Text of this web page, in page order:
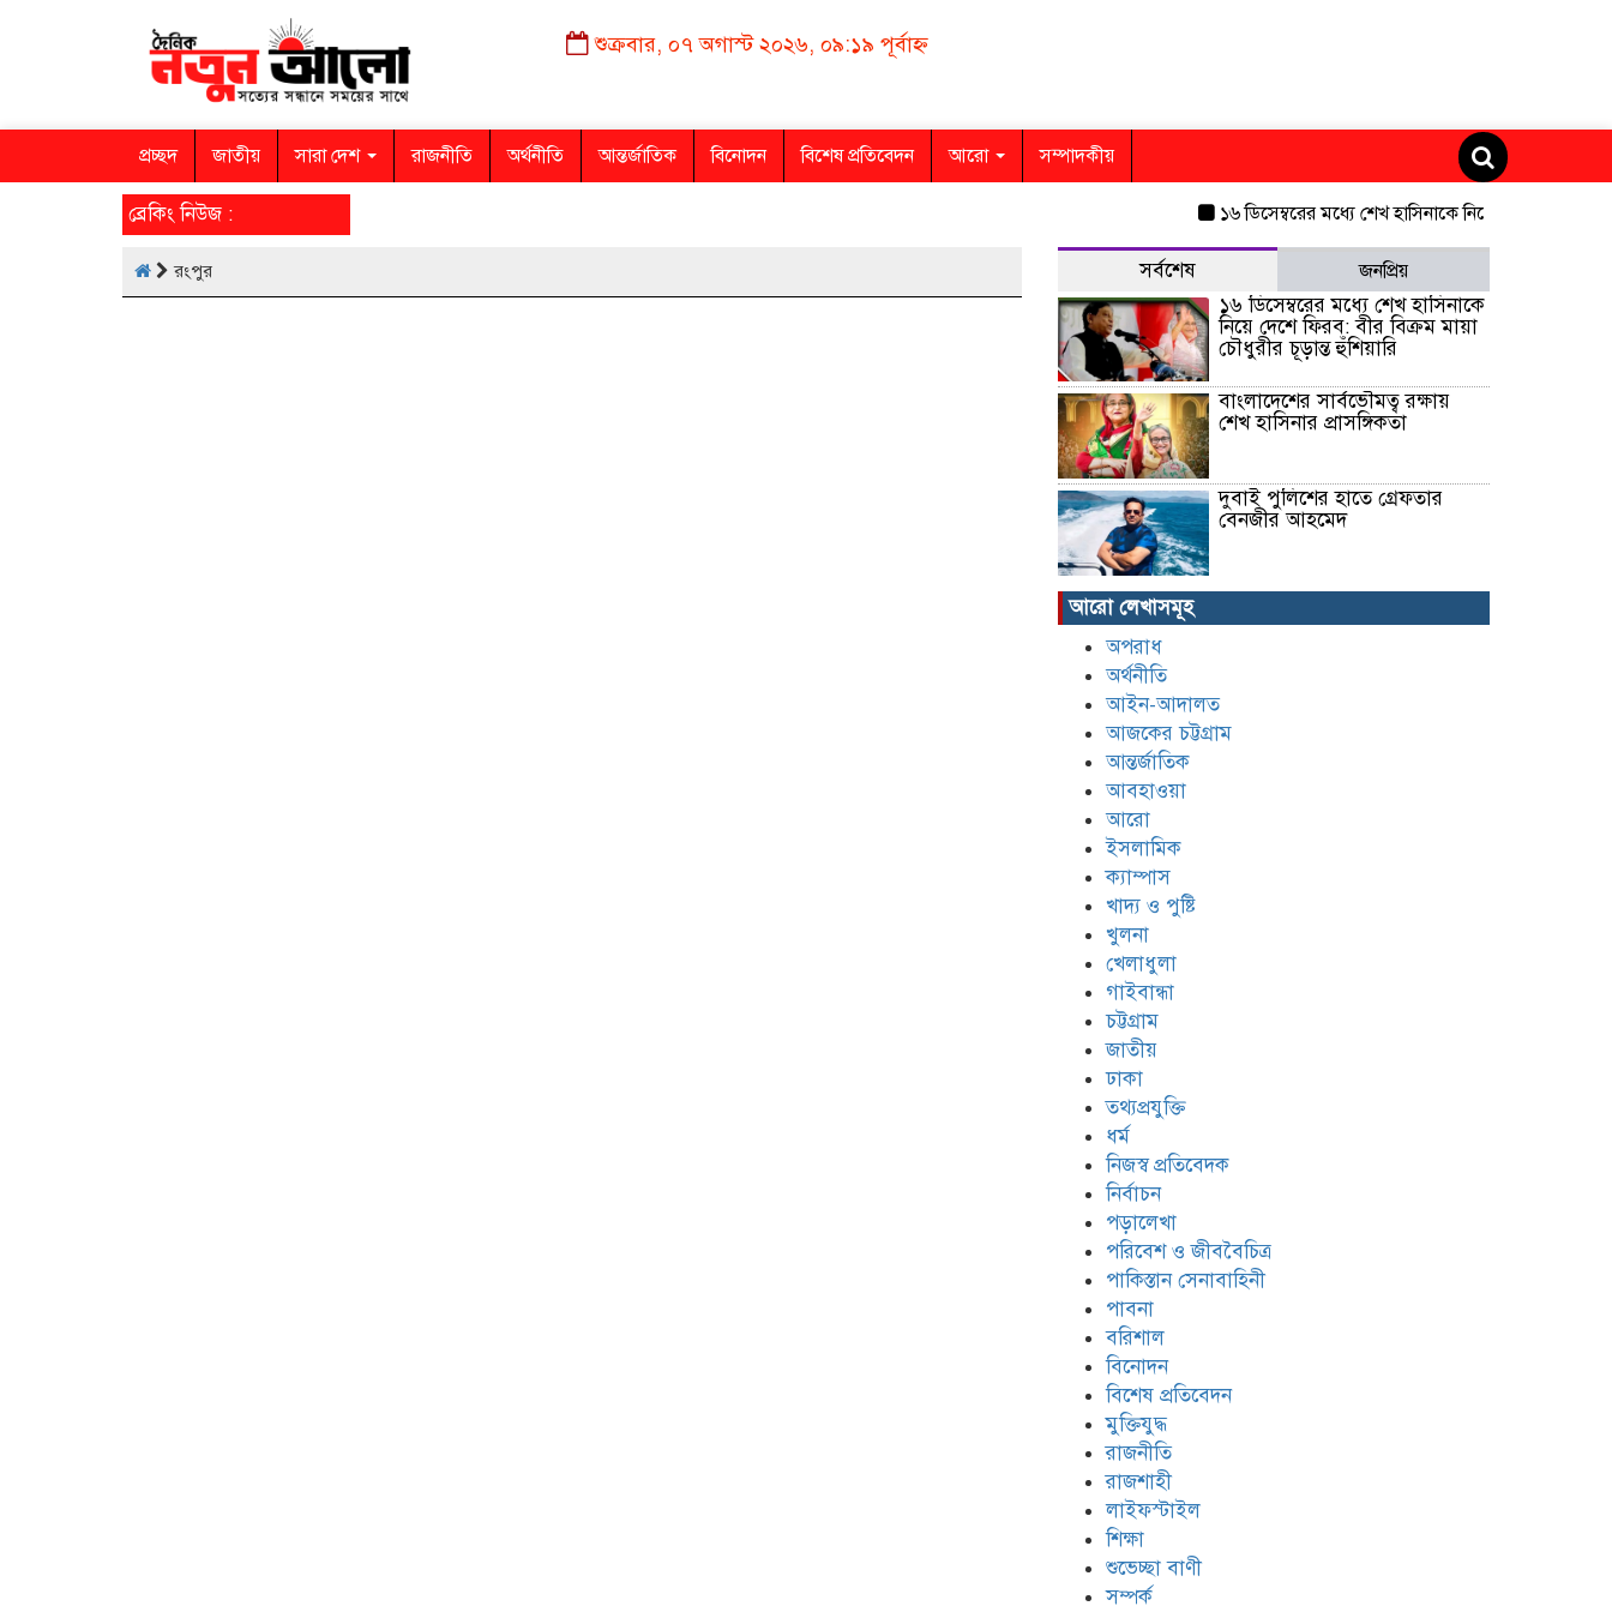
শুক্রবার, ০৭ অগাস্ট ২০২৬, ০৯:১৯ পূর্বাহ্ন
প্রচ্ছদ জাতীয় সারা দেশ রাজনীতি অর্থনীতি আন্তর্জাতিক বিনোদন বিশেষ প্রতিবেদন আরো সম্পাদকীয়
ব্রেকিং নিউজ : ১৬ ডিসেম্বরের মধ্যে শেখ হাসিনাকে নিয়ে দেশে ফিরব: বীর
রংপুর সর্বশেষ জনপ্রিয়
১৬ ডিসেম্বরের মধ্যে শেখ হাসিনাকে
নিয়ে দেশে ফিরব: বীর বিক্রম মায়া
চৌধুরীর চূড়ান্ত হুঁশিয়ারি
বাংলাদেশের সার্বভৌমত্ব রক্ষায়
শেখ হাসিনার প্রাসঙ্গিকতা
দুবাই পুলিশের হাতে গ্রেফতার
বেনজীর আহমেদ
‘স্কুলের চাপে’ ছাত্রীর আত্মহত্যার
শিশু রামিসা হত্যা || নিজের
সন্তানকে ছায়ার মতো আগলে
রাখুন, বললেন মিলন
ভুল বুঝতে পারছে ছাত্র-জনতা ||
ভাসছেন শেখ হাসিনা
আরো লেখাসমূহ
অপরাধ
অর্থনীতি
আইন-আদালত
আজকের চট্টগ্রাম
আন্তর্জাতিক
আবহাওয়া
আরো
ইসলামিক
ক্যাম্পাস
খাদ্য ও পুষ্টি
খুলনা
খেলাধুলা
গাইবান্ধা
চট্টগ্রাম
জাতীয়
ঢাকা
তথ্যপ্রযুক্তি
ধর্ম
নিজস্ব প্রতিবেদক
নির্বাচন
পড়ালেখা
পরিবেশ ও জীববৈচিত্র
পাকিস্তান সেনাবাহিনী
পাবনা
বরিশাল
বিনোদন
বিশেষ প্রতিবেদন
মুক্তিযুদ্ধ
রাজনীতি
রাজশাহী
লাইফস্টাইল
শিক্ষা
শুভেচ্ছা বাণী
সম্পর্ক